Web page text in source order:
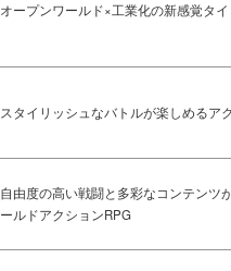
オープンワールド×工業化の新感覚タ
スタイリッシュなバトルが楽しめるア
自由度の高い戦闘と多彩なコンテンツ
ールドアクションRPG